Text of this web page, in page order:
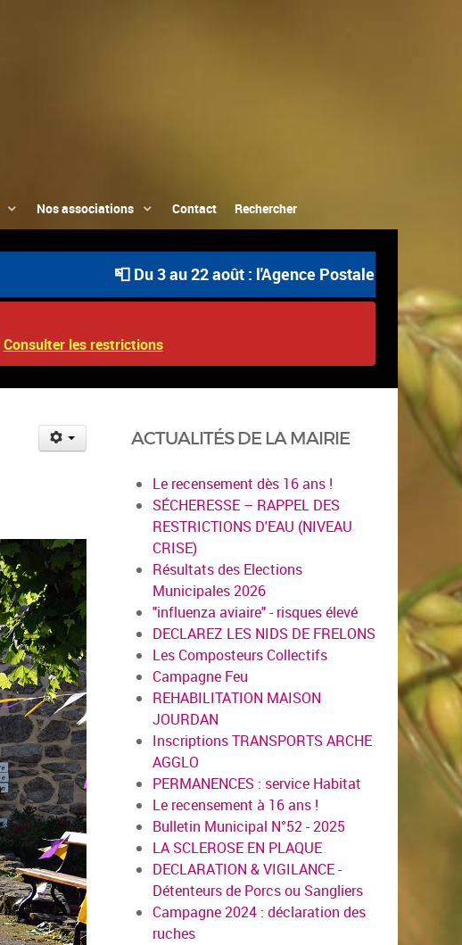
Nos associations Contact Rechercher
📮 Du 3 au 22 août : l'Agence Postale Communale
Consulter les restrictions
ACTUALITÉS DE LA MAIRIE
Le recensement dès 16 ans !
SÉCHERESSE – RAPPEL DES
RESTRICTIONS D'EAU (NIVEAU
CRISE)
Résultats des Elections
Municipales 2026
"influenza aviaire" - risques élevé
DECLAREZ LES NIDS DE FRELONS
Les Composteurs Collectifs
Campagne Feu
REHABILITATION MAISON
JOURDAN
Inscriptions TRANSPORTS ARCHE
AGGLO
PERMANENCES : service Habitat
Le recensement à 16 ans !
Bulletin Municipal N°52 - 2025
LA SCLEROSE EN PLAQUE
DECLARATION & VIGILANCE -
Détenteurs de Porcs ou Sangliers
Campagne 2024 : déclaration des
ruches